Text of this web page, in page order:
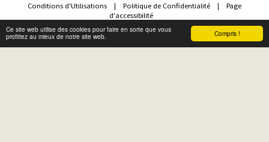
Compris !
Ce site web utilise des cookies pour faire en sorte que vous
profitiez au mieux de notre site web.
Conditions d'Utilisations | Politique de Confidentialité | Page
d'accessibilité
S'abonner